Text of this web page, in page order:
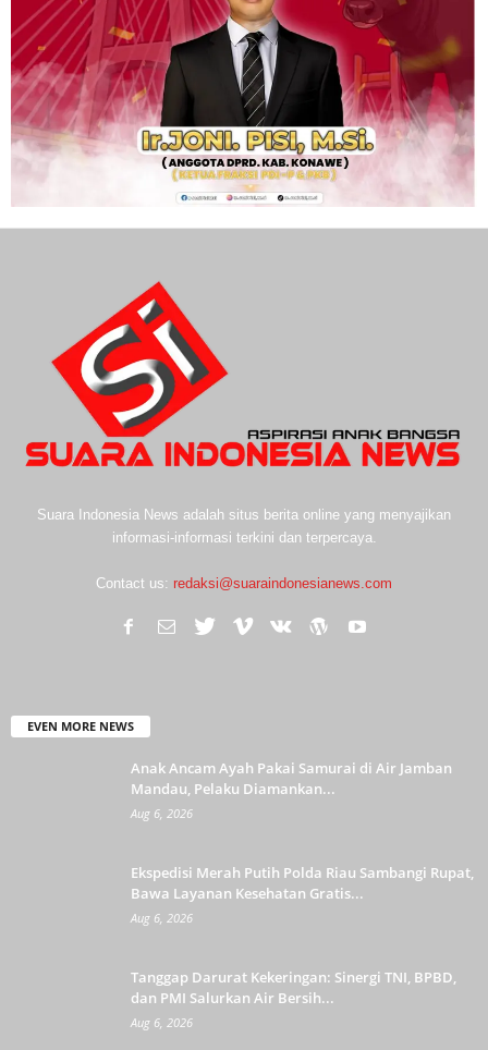
Suara Indonesia News adalah situs berita online yang menyajikan
informasi-informasi terkini dan terpercaya.
Contact us: redaksi@suaraindonesianews.com
EVEN MORE NEWS
Anak Ancam Ayah Pakai Samurai di Air Jamban
Mandau, Pelaku Diamankan...
Aug 6, 2026
Ekspedisi Merah Putih Polda Riau Sambangi Rupat,
Bawa Layanan Kesehatan Gratis...
Aug 6, 2026
Tanggap Darurat Kekeringan: Sinergi TNI, BPBD,
dan PMI Salurkan Air Bersih...
Aug 6, 2026